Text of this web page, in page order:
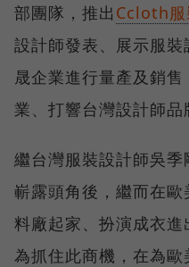
部團隊，推出 Ccloth服
設計師發表、展示服
晟企業進行量產及銷
業、打響台灣設計師品
繼台灣服裝設計師吳
嶄露頭角後，繼而在
料廠起家、扮演成衣進
為抓住此商機，在為歐